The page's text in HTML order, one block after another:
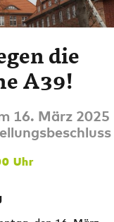
die
A39!
16. März 2025
Uhr